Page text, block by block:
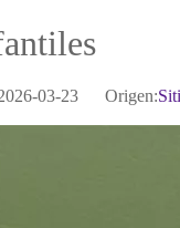
03-23 Origen: